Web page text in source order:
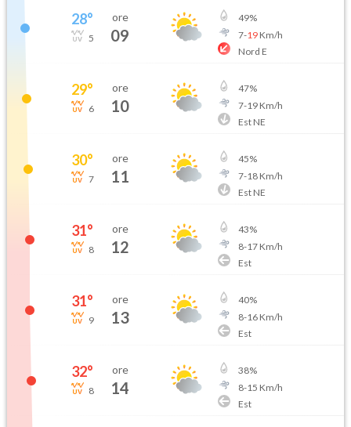
28°
5
ore
09
49%
7-19Km/h
Nord E
29°
6
ore
10
47%
7-19Km/h
Est NE
30°
7
ore
11
45%
7-18Km/h
Est NE
31°
8
ore
12
43%
8-17Km/h
Est
31°
9
ore
13
40%
8-16Km/h
Est
32°
8
ore
14
38%
8-15 Km/h
Est